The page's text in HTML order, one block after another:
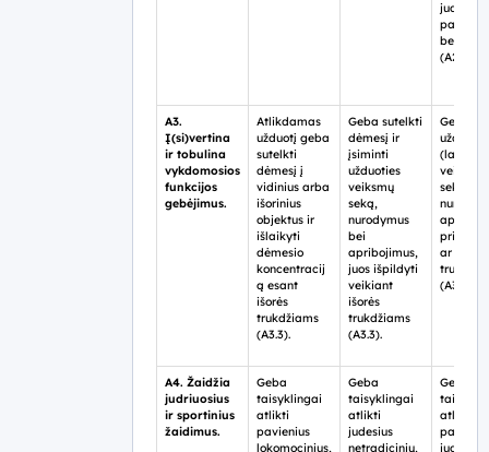
judesių
bei
(A2.3).
A3.
Į(si)vertina
ir tobulina
vykdomosios
funkcijos
gebėjimus.
Atlikdamas
užduotį geba
sutelkti
dėmesį į
vidinius arba
išorinius
objektus ir
išlaikyti
dėmesio
koncentracij
ą esant
išorės
trukdžiams
(A3.3).
Geba sutelkti
dėmesį ir
įsiminti
užduoties
veiksmų
seką,
nurodymus
bei
apribojimus,
juos išpildyti
veikiant
išorės
trukdžiams
(A3.3).
Geba
užduotį
(laikytis
veiksmų
sekos,
prie
ar
trukdžių
(A3.3).
A4. Žaidžia
judriuosius
ir sportinius
žaidimus.
Geba
taisyklingai
atlikti
pavienius
lokomocinius,
Geba
taisyklingai
atlikti
judesius
netradicinių,
Geba
atlikti
judesių